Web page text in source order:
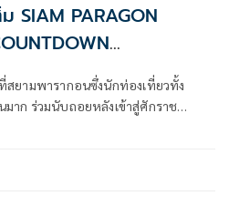
SIAM PARAGON
สยามพารากอนซึ่งนักท่องเที่ยวทั้ง
าก ร่วมนับถอยหลังเข้าสู่ศักราช